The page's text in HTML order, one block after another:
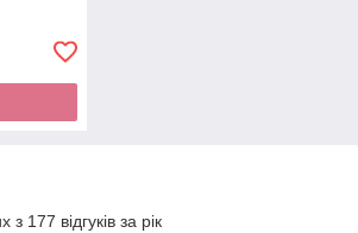
177 відгуків за рік